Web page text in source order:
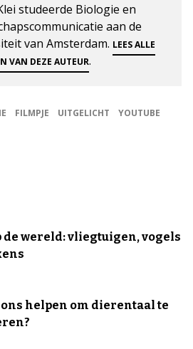
studeerde Biologie en
aan de
van Amsterdam. LEES ALLE
VAN DEZE AUTEUR.
FILMPJE UITGELICHT YOUTUBE
de wereld: vliegtuigen, vogels
helpen om dierentaal te